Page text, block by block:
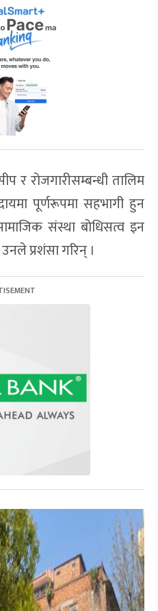
र रोजगारीसम्बन्धी तालिम
पूर्णरूपमा सहभागी हुन
संस्था बोधिसत्व इन
प्रशंसा गरिन् ।